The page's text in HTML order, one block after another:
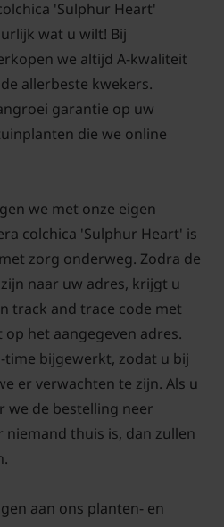
kunnen aanbrengen en
binnen kunnen groeien.
over Hedera
Heart':
'Sulphur
zwarte bessen?
in het najaar geelgroen
zo hard opvallen. Na de
verschijnen. De
'Sulphur Heart'
Heart' is eenwintergroene
'Sulphur Heart'
wat u wilt! Bij
we altijd A-kwaliteit
allerbeste kwekers.
garantie op uw
die we online
we met onze eigen
colchica 'Sulphur Heart' is
zorg onderweg. Zodra de
naar uw adres, krijgt u
track and trace code met
het aangegeven adres.
bijgewerkt, zodat u bij
er verwachten te zijn. Als u
we de bestelling neer
thuis is, dan zullen
aan ons planten- en